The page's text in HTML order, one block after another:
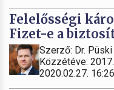
Felelősségi
Fizet-e a
Szerző: Dr.
Közzétéve:
2020.02.27. 16:26